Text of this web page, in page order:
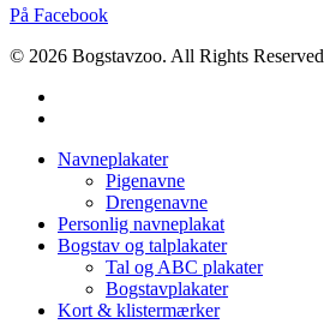
På Facebook
© 2026 Bogstavzoo. All Rights Reserved
Close
Navneplakater
Pigenavne
Drengenavne
Personlig navneplakat
Bogstav og talplakater
Tal og ABC plakater
Bogstavplakater
Kort & klistermærker